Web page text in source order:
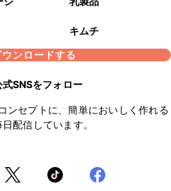
キムチ
ンロードする
SNSをフォロー
ンセプトに、簡単においしく作れる
配信しています。